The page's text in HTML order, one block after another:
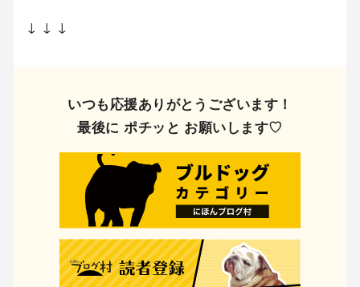
↓ ↓ ↓
いつも応援ありがとうございます！
最後に ポチッと お願いします♡